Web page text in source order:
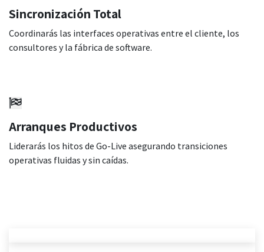
Sincronización Total
Coordinarás las interfaces operativas entre el cliente, los
consultores y la fábrica de software.
Arranques Productivos
Liderarás los hitos de Go-Live asegurando transiciones
operativas fluidas y sin caídas.